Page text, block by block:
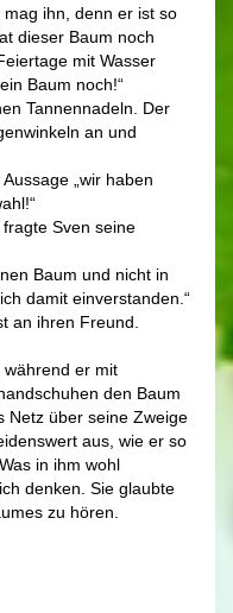
ihn, denn er ist so
dieser Baum noch
mit Wasser
Baum noch!“
Tannennadeln. Der
an und
„wir haben
fragte Sven seine
Baum und nicht in
damit einverstanden.“
an ihren Freund.
während er mit
den Baum
Netz über seine Zweige
aus, wie er so
in ihm wohl
denken. Sie glaubte
zu hören.